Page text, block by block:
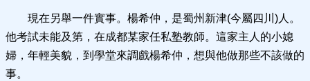
現在另舉一件實事。楊希仲，是蜀州新津(今屬四川)人。
他考試未能及第，在成都某家任私塾教師。這家主人的小媳
婦，年輕美貌，到學堂來調戲楊希仲，想與他做那些不該做的
事。